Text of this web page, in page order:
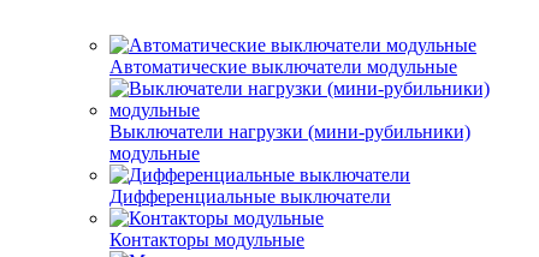
Автоматические выключатели модульные
Выключатели нагрузки (мини-рубильники)
модульные
Дифференциальные выключатели
Контакторы модульные